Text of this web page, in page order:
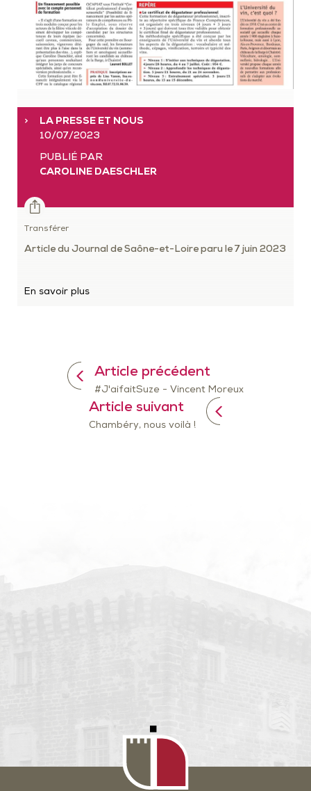
LA PRESSE ET NOUS
10/07/2023
PUBLIÉ PAR
CAROLINE DAESCHLER
Transférer
Article du Journal de Saône-et-Loire paru le 7 juin 2023
En savoir plus
Article précédent
#J'aifaitSuze - Vincent Moreux
Article suivant
Chambéry, nous voilà !